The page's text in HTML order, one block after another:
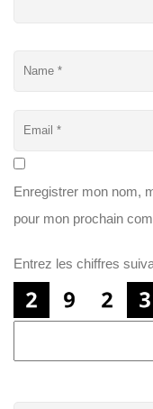
Enregistrer mon nom,
pour mon prochain
Entrez les chiffres